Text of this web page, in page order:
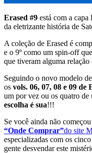
Erased #9 está com a
da eletrizante história de
A coleção de Erased é
e o 9º como um spin-off
que tiveram alguma
Seguindo o novo modelo
os vols. 06, 07, 08 e 09 de
um por vez ou os quatro de
escolha é sua!!!
Se você ainda não
“Onde Comprar”do site
especializadas com os
gente desvendar este